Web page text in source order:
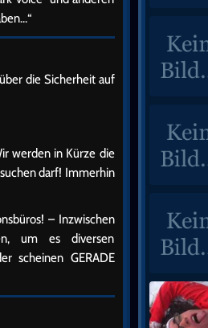
die Sicherheit auf
werden in Kürze die
darf! Immerhin
– Inzwischen
um es diversen
scheinen GERADE